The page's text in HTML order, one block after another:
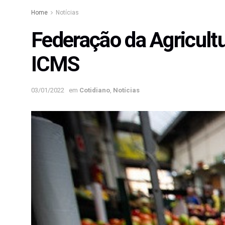
Home Notícias
Federação da
ICMS
03/01/2022 em Cotidiano Notícias